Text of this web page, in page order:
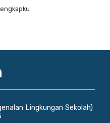
Lingkungan Sekolah)